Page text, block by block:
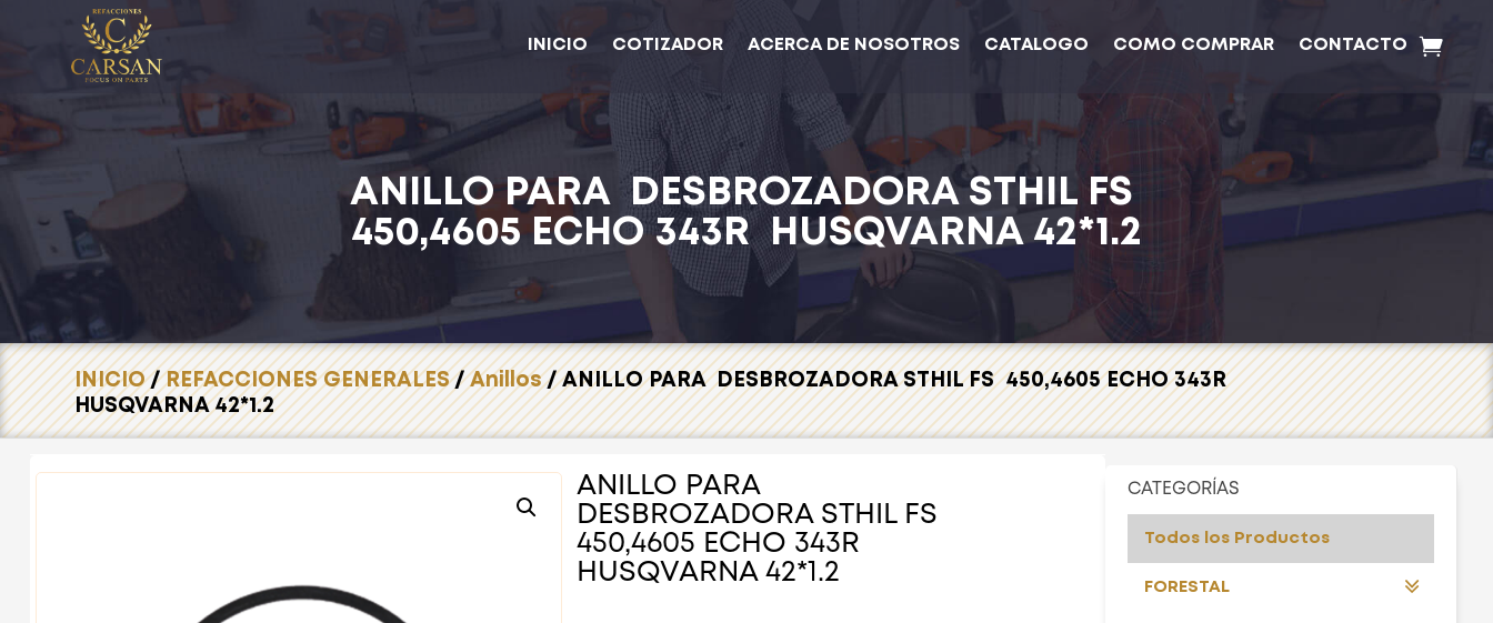
INICIO COTIZADOR ACERCA DE NOSOTROS CATALOGO COMO COMPRAR CONTACTO
ANILLO PARA DESBROZADORA STHIL FS
450,4605 ECHO 343R HUSQVARNA 42*1.2
INICIO/REFACCIONES GENERALES/Anillos/ ANILLO PARA DESBROZADORA STHIL FS 450,4605 ECHO 343R
HUSQVARNA 42*1.2
ANILLO PARA
DESBROZADORA STHIL FS
450,4605 ECHO 343R
HUSQVARNA 42*1.2
CATEGORÍAS
Todos los Productos
FORESTAL